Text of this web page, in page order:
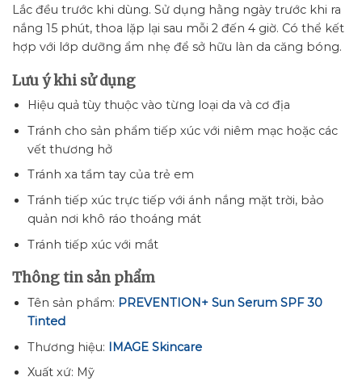
Lắc đều trước khi dùng. Sử dụng hằng ngày trước khi ra
nắng 15 phút, thoa lặp lại sau mỗi 2 đến 4 giờ. Có thể kết
hợp với lớp dưỡng ẩm nhẹ để sở hữu làn da căng bóng.
Lưu ý khi sử dụng
Hiệu quả tùy thuộc vào từng loại da và cơ địa
Tránh cho sản phẩm tiếp xúc với niêm mạc hoặc các
vết thương hở
Tránh xa tầm tay của trẻ em
Tránh tiếp xúc trực tiếp với ánh nắng mặt trời, bảo
quản nơi khô ráo thoáng mát
Tránh tiếp xúc với mắt
Thông tin sản phẩm
Tên sản phẩm: PREVENTION+ Sun Serum SPF 30
Tinted
Thương hiệu: IMAGE Skincare
Xuất xứ: Mỹ